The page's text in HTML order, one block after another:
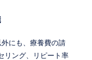
にも、療養費の請
リング、リピート率